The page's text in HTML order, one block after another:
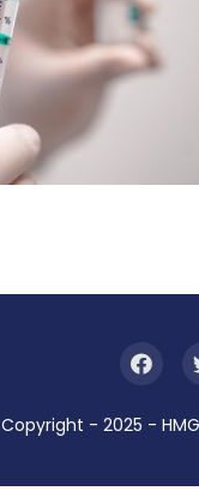
Copyright - 2025 -